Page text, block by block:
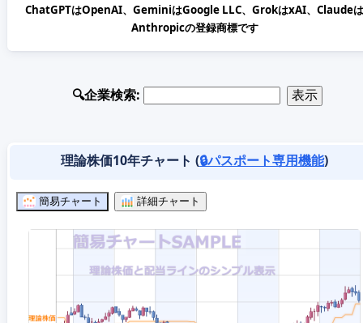
ChatGPTはOpenAI、GeminiはGoogle LLC、GrokはxAI、Claudeは
Anthropicの登録商標です
🔍企業検索:
理論株価10年チャート (🔒パスポート専用機能)
簡易チャート 詳細チャート